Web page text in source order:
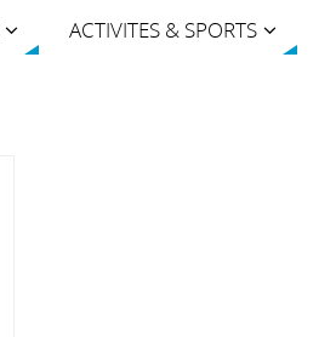
ACTIVITES & SPORTS